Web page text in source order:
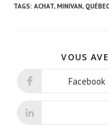
TAGS:ACHAT, MINIVAN,
VOUS
Facebook